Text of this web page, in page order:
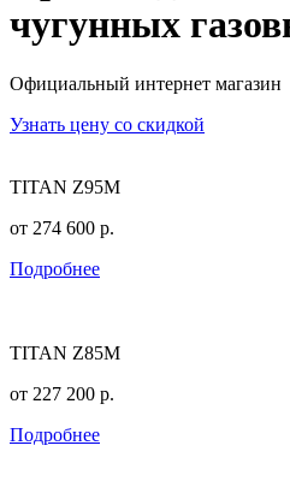
чугунных
Официальный интернет магазин
Узнать цену со скидкой
TITAN Z95M
от 274 600 р.
Подробнее
TITAN Z85M
от 227 200 р.
Подробнее